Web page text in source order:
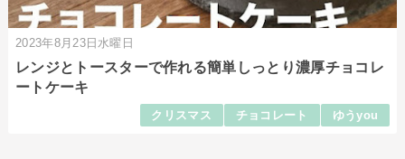
2023年8月23日水曜日
レンジとトースターで作れる簡単しっとり濃厚チョコレ
ートケーキ
クリスマス チョコレート ゆうyou